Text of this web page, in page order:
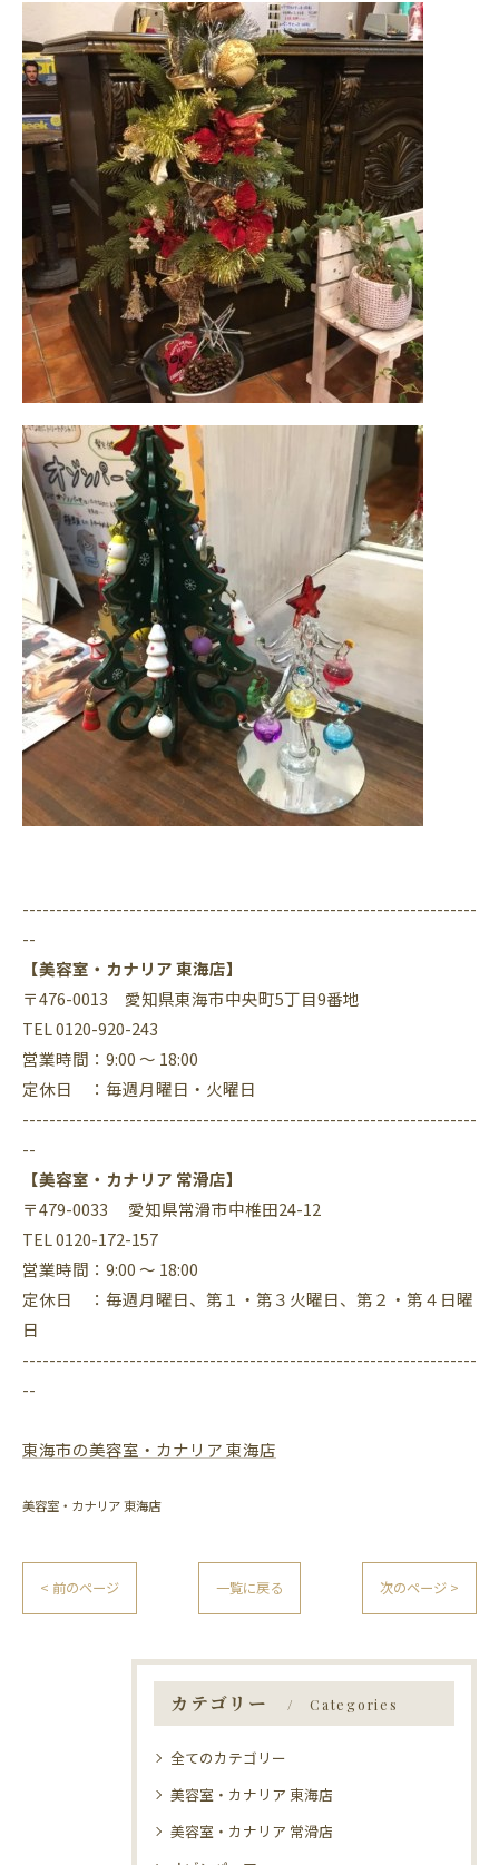
--------------------------------------------------------------------
--
【美容室・カナリア 東海店】
〒476-0013 愛知県東海市中央町5丁目9番地
TEL 0120-920-243
営業時間：9:00 ～ 18:00
定休日 ：毎週月曜日・火曜日
--------------------------------------------------------------------
--
【美容室・カナリア 常滑店】
〒479-0033 愛知県常滑市中椎田24-12
TEL 0120-172-157
営業時間：9:00 ～ 18:00
定休日 ：毎週月曜日、第１・第３火曜日、第２・第４日曜
日
--------------------------------------------------------------------
--
東海市の美容室・カナリア 東海店
美容室・カナリア 東海店
< 前のページ 一覧に戻る 次のページ >
カテゴリー Categories
全てのカテゴリー
美容室・カナリア 東海店
美容室・カナリア 常滑店